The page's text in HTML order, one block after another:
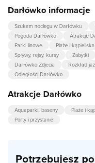
Darłówko informacje
Szukam noclegu w Darłówku
Pogoda Darłówko
Atrakcje
Parki linowe
Plaże i kąpieliska
Spływy, rejsy, kursy
Zabytki
Darłówko Zdjecia
Rozkład
Odległości Darłówko
Atrakcje Darłówko
Aquaparki, baseny Plaże i
Porty i przystanie
Potrzebujesz